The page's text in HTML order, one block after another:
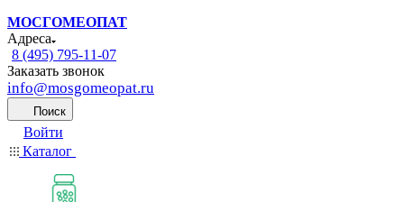
МОСГОМЕОПАТ
Адреса
8 (495) 795-11-07
Заказать звонок
info@mosgomeopat.ru
Поиск
Войти
Каталог